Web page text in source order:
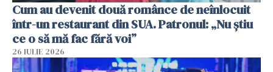
Cum au devenit două românce de neînlocuit
într-un restaurant din SUA. Patronul: „Nu știu
ce o să mă fac fără voi”
26 IULIE 2026